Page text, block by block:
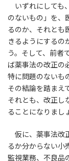
いずれにしても
のないもの」を、
るのか、それとも
きるようにするの
う。そして、前者
ば薬事法の改正の
特に問題のないも
その結論を踏まえ
それとも、改正し
ることになりまし
仮に、薬事法改
るか分からない小
監視業務、不良品